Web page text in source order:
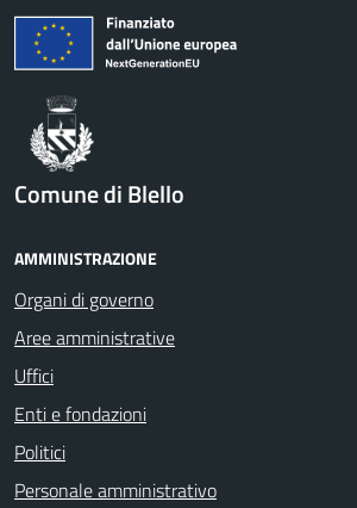
Comune di Blello
AMMINISTRAZIONE
Organi di governo
Aree amministrative
Uffici
Enti e fondazioni
Politici
Personale amministrativo